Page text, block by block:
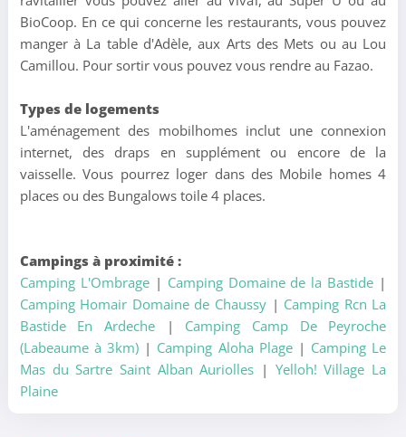
BioCoop. En ce qui concerne les restaurants, vous pouvez
manger à La table d'Adèle, aux Arts des Mets ou au Lou
Camillou. Pour sortir vous pouvez vous rendre au Fazao.
Types de logements
L'aménagement des mobilhomes inclut une connexion
internet, des draps en supplément ou encore de la
vaisselle. Vous pourrez loger dans des Mobile homes 4
places ou des Bungalows toile 4 places.
Campings à proximité :
Camping L'Ombrage | Camping Domaine de la Bastide |
Camping Homair Domaine de Chaussy | Camping Rcn La
Bastide En Ardeche | Camping Camp De Peyroche
(Labeaume à 3km) | Camping Aloha Plage| Camping Le
Mas du Sartre Saint Alban Auriolles | Yelloh! Village La
Plaine